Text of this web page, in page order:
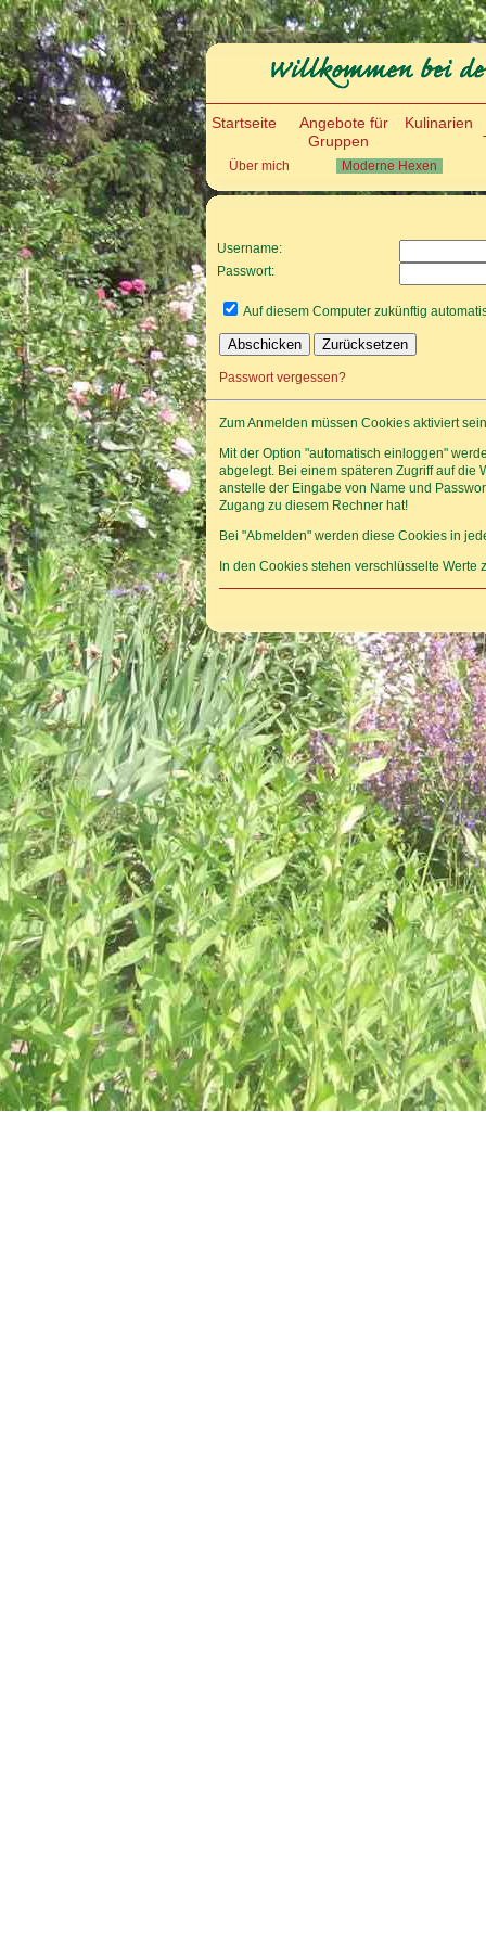
Startseite
Angebote für
Gruppen
Kulinarien
Über mich Moderne Hexen
Username:
Passwort:
Auf diesem Computer zukünftig
Passwort vergessen?
Zum Anmelden müssen Cookies aktiviert
Mit der Option "automatisch einloggen"
abgelegt. Bei einem späteren Zugriff auf die
anstelle der Eingabe von Name und
Zugang zu diesem Rechner hat!
Bei "Abmelden" werden diese Cookies in
In den Cookies stehen verschlüsselte Werte